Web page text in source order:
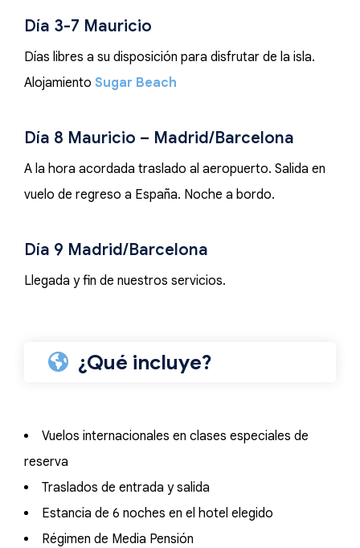
Día 3-7 Mauricio
Días libres a su disposición para disfrutar de la isla.
Alojamiento Sugar Beach
Día 8 Mauricio – Madrid/Barcelona
A la hora acordada traslado al aeropuerto. Salida en
vuelo de regreso a España. Noche a bordo.
Día 9 Madrid/Barcelona
Llegada y fin de nuestros servicios.
¿Qué incluye?
Vuelos internacionales en clases especiales de
reserva
Traslados de entrada y salida
Estancia de 6 noches en el hotel elegido
Régimen de Media Pensión